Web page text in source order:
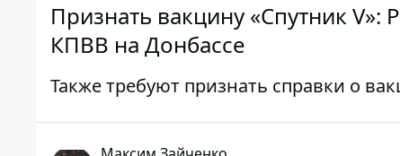
Признать вакцину «Спутник V»:
КПВВ на Донбассе
Также требуют признать справки о